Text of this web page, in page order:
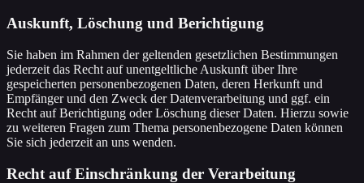
Auskunft, Löschung und Berichtigung
Sie haben im Rahmen der geltenden gesetzlichen Bestimmungen
jederzeit das Recht auf unentgeltliche Auskunft über Ihre
gespeicherten personenbezogenen Daten, deren Herkunft und
Empfänger und den Zweck der Datenverarbeitung und ggf. ein
Recht auf Berichtigung oder Löschung dieser Daten. Hierzu sowie
zu weiteren Fragen zum Thema personenbezogene Daten können
Sie sich jederzeit an uns wenden.
Recht auf Einschränkung der Verarbeitung